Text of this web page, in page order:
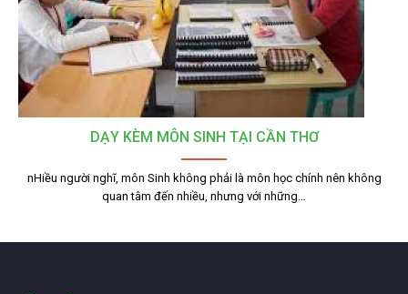
DẠY KÈM MÔN SINH TẠI CẦN THƠ
nHiều người nghĩ, môn Sinh không phải là môn học chính nên không
quan tâm đến nhiều, nhưng với những…